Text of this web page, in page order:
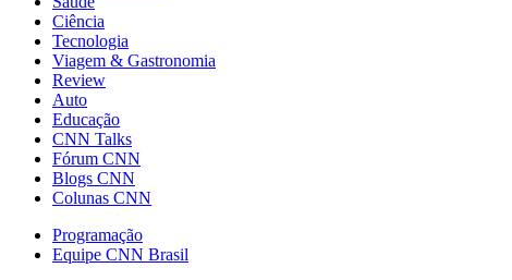
Ciência
Tecnologia
Viagem & Gastronomia
Review
Auto
Educação
CNN Talks
Fórum CNN
Blogs CNN
Colunas CNN
Programação
Equipe CNN Brasil